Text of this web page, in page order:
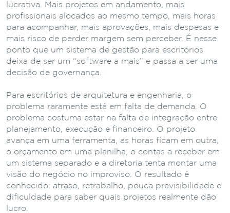
lucrativa. Mais projetos em andamento, mais
profissionais alocados ao mesmo tempo, mais horas
para acompanhar, mais aprovações, mais despesas e
mais risco de perder margem sem perceber. É nesse
ponto que um sistema de gestão para escritórios
deixa de ser um “software a mais” e passa a ser uma
decisão de governança.
Para escritórios de arquitetura e engenharia, o
problema raramente está em falta de demanda. O
problema costuma estar na falta de integração entre
planejamento, execução e financeiro. O projeto
avança em uma ferramenta, as horas ficam em outra,
o orçamento em uma planilha, o contas a receber em
um sistema separado e a diretoria tenta montar uma
visão do negócio no improviso. O resultado é
conhecido: atraso, retrabalho, pouca previsibilidade e
dificuldade para saber quais projetos realmente dão
lucro.